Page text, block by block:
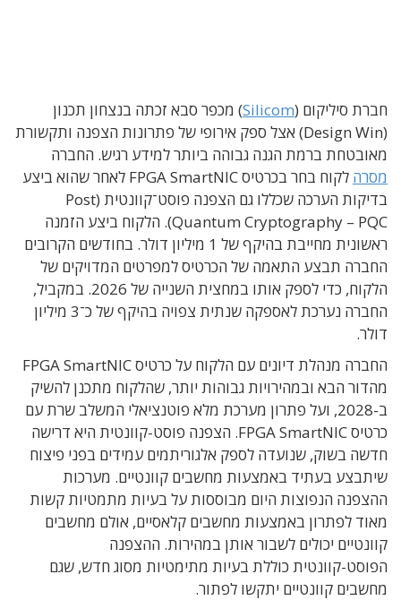
חברת סיליקום (Silicom) מכפר סבא זכתה בנצחון תכנון
(Design Win) אצל ספק אירופי של פתרונות הצפנה ותקשורת
מאובטחת ברמת הגנה גבוהה ביותר למידע רגיש. החברה
מסרה
לקוח בחר בכרטיס FPGA SmartNIC לאחר שהוא ביצע
בדיקות הערכה שכללו גם הצפנה פוסט־קוונטית (Post
Quantum Cryptography – PQC). הלקוח ביצע הזמנה
ראשונית מחייבת בהיקף של 1 מיליון דולר. בחודשים הקרובים
החברה תבצע התאמה של הכרטיס למפרטים המדויקים של
הלקוח, כדי לספק אותו במחצית השנייה של 2026. במקביל,
החברה נערכת לאספקה שנתית צפויה בהיקף של כ־3 מיליון
דולר.
החברה מנהלת דיונים עם הלקוח על כרטיס FPGA SmartNIC
מהדור הבא ובמהירויות גבוהות יותר, שהלקוח מתכנן להשיק
ב-2028, ועל פתרון מערכת מלא פוטנציאלי המשלב שרת עם
כרטיס FPGA SmartNIC. הצפנה פוסט-קוונטית היא דרישה
חדשה בשוק, שנועדה לספק אלגוריתמים עמידים בפני פיצוח
שיתבצע בעתיד באמצעות מחשבים קוונטיים. מערכות
ההצפנה הנפוצות היום מבוססות על בעיות מתמטיות קשות
מאוד לפתרון באמצעות מחשבים קלאסיים, אולם מחשבים
קוונטיים יכולים לשבור אותן במהירות. ההצפנה
הפוסט-קוונטית כוללת בעיות מתימטיות מסוג חדש, שגם
מחשבים קוונטיים יתקשו לפתור.